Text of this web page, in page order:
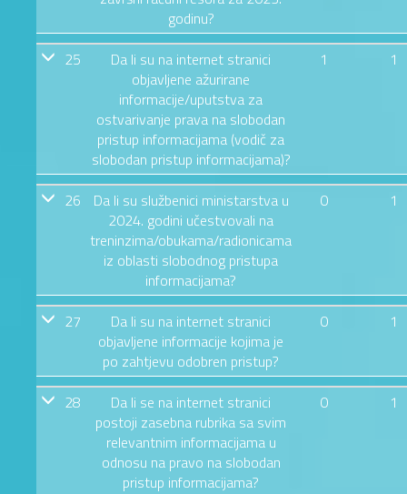
godinu?
25
Da li su na internet stranici
objavljene ažurirane
informacije/uputstva za
ostvarivanje prava na slobodan
pristup informacijama (vodič za
slobodan pristup informacijama)?
1 1
26
Da li su službenici ministarstva u
2024. godini učestvovali na
treninzima/obukama/radionicama
iz oblasti slobodnog pristupa
informacijama?
0 1
27
Da li su na internet stranici
objavljene informacije kojima je
po zahtjevu odobren pristup?
0 1
28
Da li se na internet stranici
postoji zasebna rubrika sa svim
relevantnim informacijama u
odnosu na pravo na slobodan
pristup informacijama?
0 1